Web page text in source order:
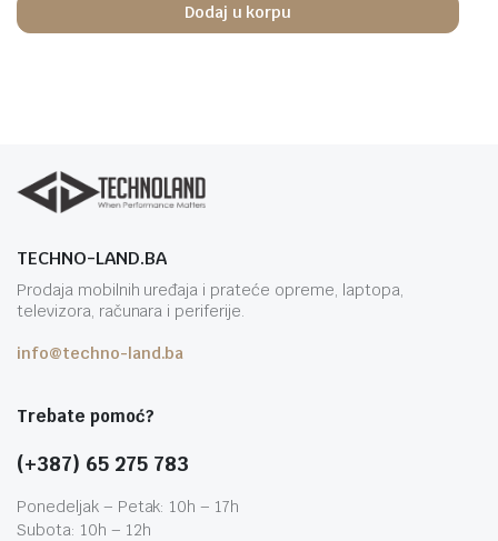
Dodaj u korpu
TECHNO-LAND.BA
Prodaja mobilnih uređaja i prateće opreme, laptopa,
televizora, računara i periferije.
info@techno-land.ba
Trebate pomoć?
(+387) 65 275 783
Ponedeljak – Petak: 10h – 17h
Subota: 10h – 12h